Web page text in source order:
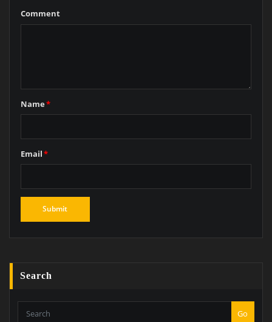
Comment
Name*
Email*
Search
Go